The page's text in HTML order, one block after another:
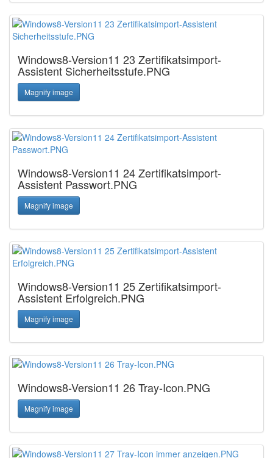
Windows8-Version11 23 Zertifikatsimport-
Assistent Sicherheitsstufe.PNG
Magnify image
Windows8-Version11 24 Zertifikatsimport-
Assistent Passwort.PNG
Magnify image
Windows8-Version11 25 Zertifikatsimport-
Assistent Erfolgreich.PNG
Magnify image
Windows8-Version11 26 Tray-Icon.PNG
Magnify image